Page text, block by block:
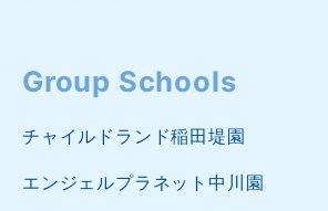
Group Schools
チャイルドランド稲田堤園
エンジェルプラネット中川園